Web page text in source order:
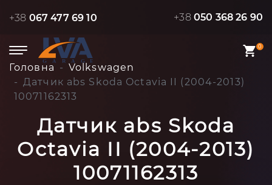
+38 067 477 69 10 +38 050 368 26 90
0
Головна
Volkswagen
Датчик abs Skoda Octavia II (2004-2013)
10071162313
Датчик abs Skoda
Octavia II (2004-2013)
10071162313